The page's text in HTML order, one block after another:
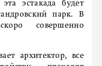
эстакада будет
парк. В
совершенно
архитектор, все